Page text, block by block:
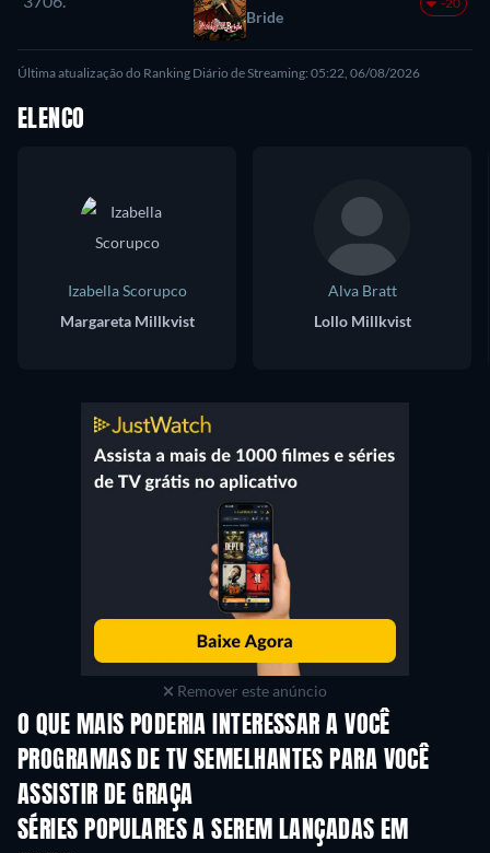
Bride
Última atualização do Ranking Diário de Streaming: 05:22, 06/08/2026
ELENCO
Izabella Scorupco
Margareta Millkvist
Alva Bratt
Lollo Millkvist
Remover este anúncio
O QUE MAIS PODERIA INTERESSAR A VOCÊ
Série Série
PROGRAMAS DE TV SEMELHANTES PARA VOCÊ
ASSISTIR DE GRAÇA
Série
SÉRIES POPULARES A SEREM LANÇADAS EM